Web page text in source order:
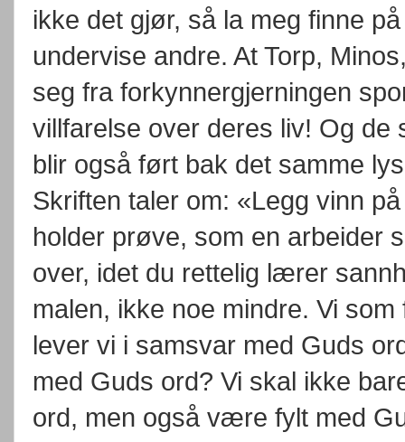
ikke det gjør, så la meg finne
undervise andre. At Torp,
seg fra forkynnergjerningen
villfarelse over deres liv! Og
blir også ført bak det samme
Skriften taler om: «Legg vinn
holder prøve, som en arbeider
over, idet du rettelig lærer
malen, ikke noe mindre. Vi
lever vi i samsvar med Guds
med Guds ord? Vi skal ikke
ord, men også være fylt med